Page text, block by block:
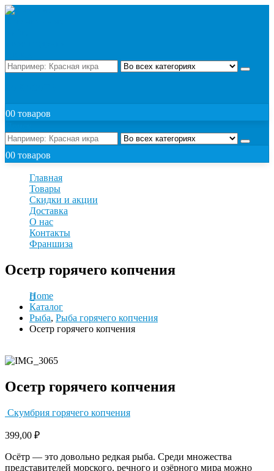
00 товаров
00 товаров
Главная
Товары
Скидки и акции
Доставка
О нас
Контакты
Франшиза
Осетр горячего копчения
Home
Каталог
Рыба, Рыба горячего копчения
Осетр горячего копчения
Осетр горячего копчения
Скумбрия горячего копчения
399,00 ₽
Осётр — это довольно редкая рыба. Среди множества
представителей морского, речного и озёрного мира можно